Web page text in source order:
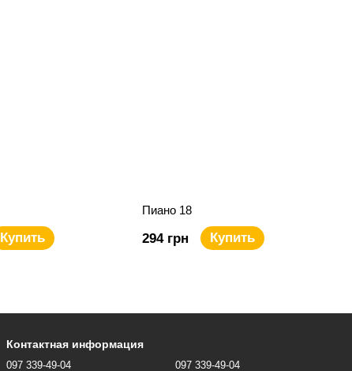
Купить
Пиано 18
294 грн Купить
Контактная информация
097 339-49-04 097 339-49-04